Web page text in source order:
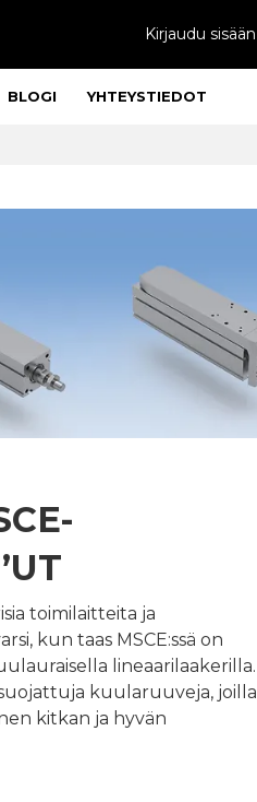
Kirjaudu sisään
BLOGI YHTEYSTIEDOT
toimilaitteita ja
kun taas MSCE:ssä on
lineaarilaakerilla.
kuularuuveja, joilla
kitkan ja hyvän